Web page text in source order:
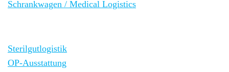
Schrankwagen / Medical Logistics
Sterilgutlogistik
OP-Ausstattung